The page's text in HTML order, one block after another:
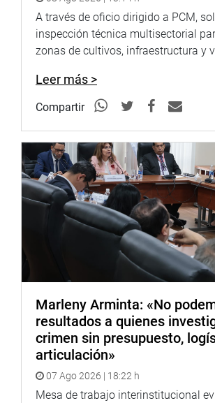
comisión los informes de esos DU.”
Dijo
Omar Chehade.
Lima, 25 de agosto de 2020.
DESPACHO CONGRESAL
A través de oficio dirigido a PCM,
inspección técnica multisectorial
zonas de cultivos, infraestructura y
Leer más >
Compartir
Marleny Arminta: «No
resultados a quienes
crimen sin presupuesto,
articulación»
07 Ago 2026 | 18:22 h
Mesa de trabajo interinstitucional